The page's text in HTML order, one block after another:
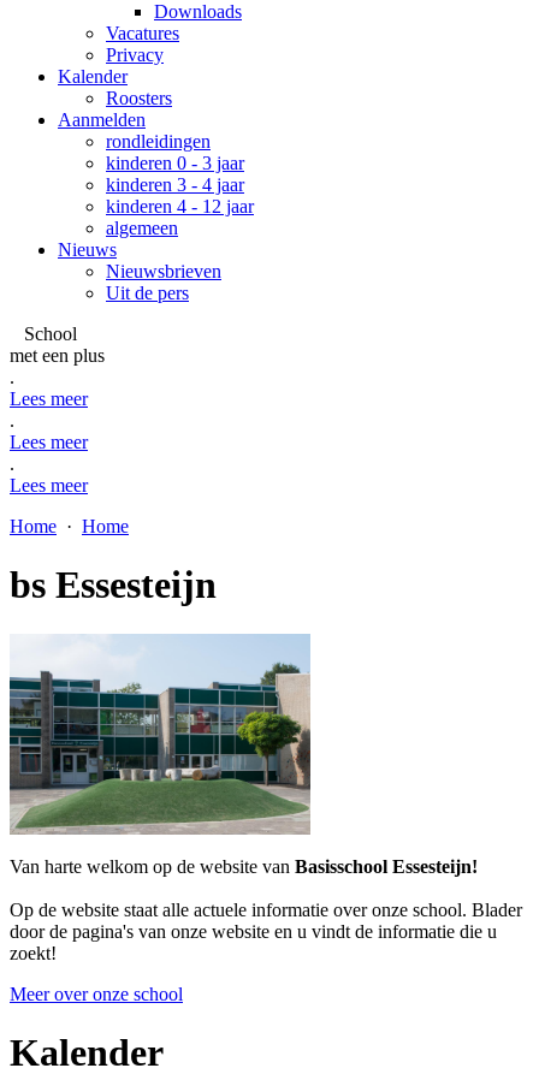
Downloads
Vacatures
Privacy
Kalender
Roosters
Aanmelden
rondleidingen
kinderen 0 - 3 jaar
kinderen 3 - 4 jaar
kinderen 4 - 12 jaar
algemeen
Nieuws
Nieuwsbrieven
Uit de pers
School
met een plus
.
Lees meer
.
Lees meer
.
Lees meer
Home · Home
bs Essesteijn
Van harte welkom op de website van Basisschool Essesteijn!
Op de website staat alle actuele informatie over onze school. Blader
door de pagina's van onze website en u vindt de informatie die u
zoekt!
Meer over onze school
Kalender